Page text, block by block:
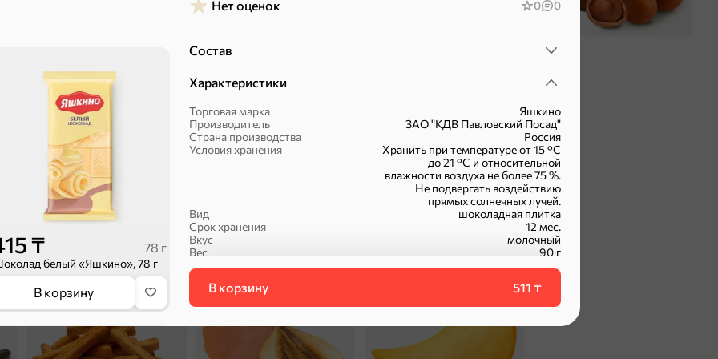
₸ 78 г
белый «Яшкино», 78 г
В корзину
Нет оценок 0 0
Состав
Характеристики
Торговая марка
Яшкино
Производитель
ЗАО "КДВ Павловский Посад"
Страна производства
Россия
Условия хранения
Хранить при температуре от 15 °С
до 21 °С и относительной
влажности воздуха не более 75 %.
Не подвергать воздействию
прямых солнечных лучей.
Вид
шоколадная плитка
Срок хранения
12 мес.
Вкус
молочный
Вес
90 г
Артикул
ПШ226
Стандарт
ТУ 10.82.22-004-50164020-2011
Ставка НДС в процентах
16
В корзину 511 ₸
Сухарики и гренки Орехи, мясо, рыба